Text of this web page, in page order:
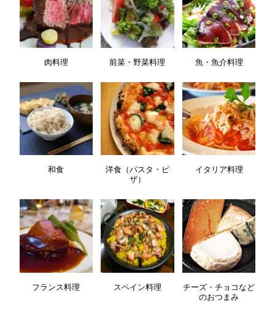
肉料理 前菜・野菜料理 魚・魚介料理
和食
洋食（パスタ・ピ
ザ）
イタリア料理
フランス料理 スペイン料理
チーズ・チョコなど
のおつまみ